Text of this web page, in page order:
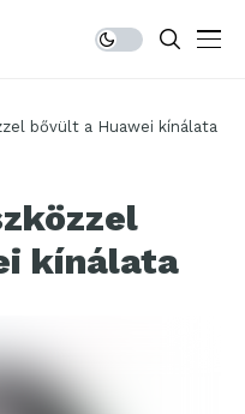
bővült a Huawei kínálata
kínálata